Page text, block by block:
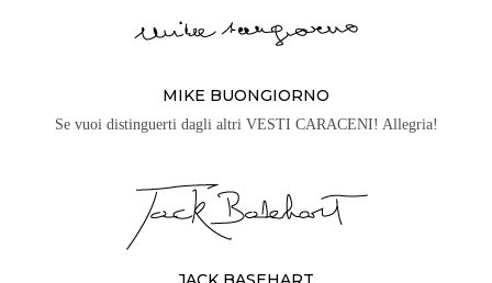
MIKE BUONGIORNO
Se vuoi distinguerti dagli altri VESTI CARACENI! Allegria!